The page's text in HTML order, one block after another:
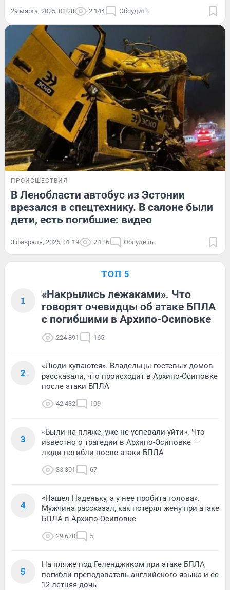
29 марта, 2025, 03:28 2 144 Обсудить
ПРОИСШЕСТВИЯ
В Ленобласти автобус из Эстонии
врезался в спецтехнику. В салоне были
дети, есть погибшие: видео
3 февраля, 2025, 01:19 2 136 Обсудить
ТОП 5
1
«Накрылись лежаками». Что
говорят очевидцы об атаке БПЛА
с погибшими в Архипо-Осиповке
224 891 165
2
«Люди купаются». Владельцы гостевых домов
рассказали, что происходит в Архипо-Осиповке
после атаки БПЛА
42 432 109
3
«Были на пляже, уже не успевали уйти». Что
известно о трагедии в Архипо-Осиповке —
люди погибли после атаки БПЛА
33 301 67
4
«Нашел Наденьку, а у нее пробита голова».
Мужчина рассказал, как потерял жену при атаке
БПЛА в Архипо-Осиповке
29 670 5
5
На пляже под Геленджиком при атаке БПЛА
погибли преподаватель английского языка и ее
12-летняя дочь